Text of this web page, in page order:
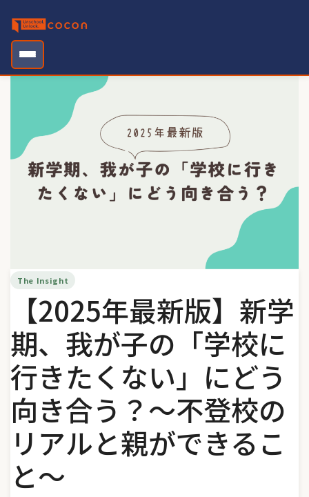
content
The Insight
【2025年最新版】新学
期、我が子の「学校に
行きたくない」にどう
向き合う？〜不登校の
リアルと親ができるこ
と〜